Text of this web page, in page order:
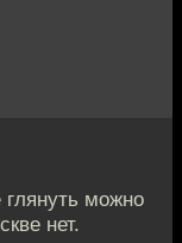
глянуть можно
нет.